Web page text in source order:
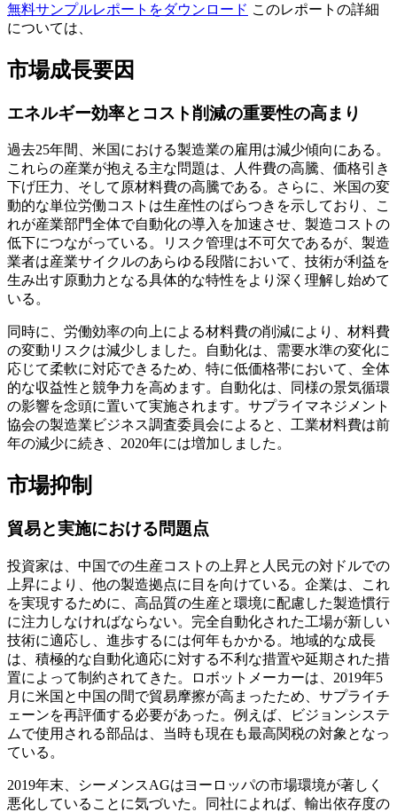
無料サンプルレポートをダウンロード このレポートの詳細
については、
市場成長要因
エネルギー効率とコスト削減の重要性の高まり
過去25年間、米国における製造業の雇用は減少傾向にある。
これらの産業が抱える主な問題は、人件費の高騰、価格引き
下げ圧力、そして原材料費の高騰である。さらに、米国の変
動的な単位労働コストは生産性のばらつきを示しており、こ
れが産業部門全体で自動化の導入を加速させ、製造コストの
低下につながっている。リスク管理は不可欠であるが、製造
業者は産業サイクルのあらゆる段階において、技術が利益を
生み出す原動力となる具体的な特性をより深く理解し始めて
いる。
同時に、労働効率の向上による材料費の削減により、材料費
の変動リスクは減少しました。自動化は、需要水準の変化に
応じて柔軟に対応できるため、特に低価格帯において、全体
的な収益性と競争力を高めます。自動化は、同様の景気循環
の影響を念頭に置いて実施されます。サプライマネジメント
協会の製造業ビジネス調査委員会によると、工業材料費は前
年の減少に続き、2020年には増加しました。
市場抑制
貿易と実施における問題点
投資家は、中国での生産コストの上昇と人民元の対ドルでの
上昇により、他の製造拠点に目を向けている。企業は、これ
を実現するために、高品質の生産と環境に配慮した製造慣行
に注力しなければならない。完全自動化された工場が新しい
技術に適応し、進歩するには何年もかかる。地域的な成長
は、積極的な自動化適応に対する不利な措置や延期された措
置によって制約されてきた。ロボットメーカーは、2019年5
月に米国と中国の間で貿易摩擦が高まったため、サプライチ
ェーンを再評価する必要があった。例えば、ビジョンシステ
ムで使用される部品は、当時も現在も最高関税の対象となっ
ている。
2019年末、シーメンスAGはヨーロッパの市場環境が著しく
悪化していることに気づいた。同社によれば、輸出依存度の